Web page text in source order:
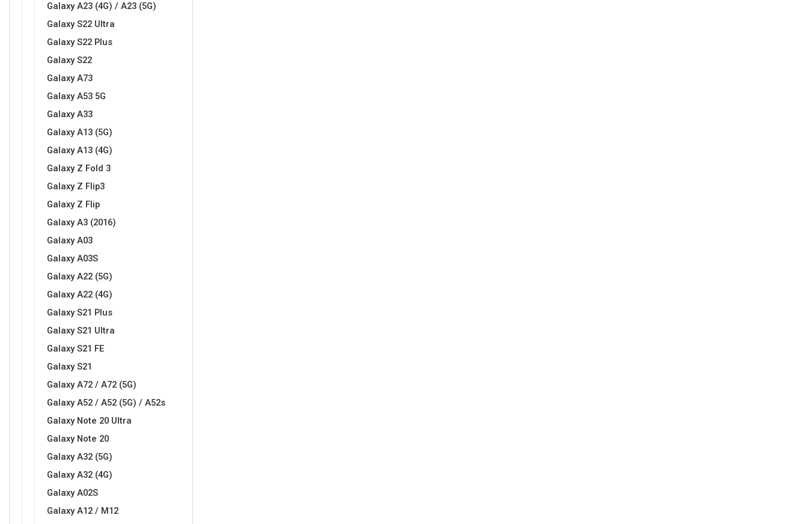
Galaxy A23 (4G) / A23 (5G)
Galaxy S22 Ultra
Galaxy S22 Plus
Galaxy S22
Galaxy A73
Galaxy A53 5G
Galaxy A33
Galaxy A13 (5G)
Galaxy A13 (4G)
Galaxy Z Fold 3
Galaxy Z Flip3
Galaxy Z Flip
Galaxy A3 (2016)
Galaxy A03
Galaxy A03S
Galaxy A22 (5G)
Galaxy A22 (4G)
Galaxy S21 Plus
Galaxy S21 Ultra
Galaxy S21 FE
Galaxy S21
Galaxy A72 / A72 (5G)
Galaxy A52 / A52 (5G) / A52s
Galaxy Note 20 Ultra
Galaxy Note 20
Galaxy A32 (5G)
Galaxy A32 (4G)
Galaxy A02S
Galaxy A12 / M12
Za njega
Svijet životinja
MarbleMania